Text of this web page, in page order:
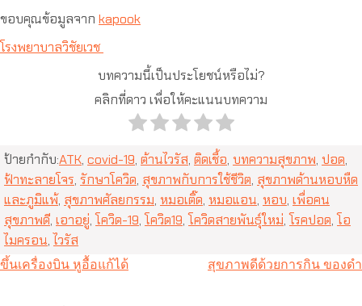
ขอบคุณข้อมูลจาก kapook
โรงพยาบาลวิชัยเวช
บทความนี้เป็นประโยชน์หรือไม่?
คลิกที่ดาว เพื่อให้คะแนนบทความ
ป้ายกำกับ:ATK, covid-19, ต้านไวรัส, ติดเชื้อ, บทความสุขภาพ, ปอด,
ฟ้าทะลายโจร, รักษาโควิด, สุขภาพกับการใช้ชีวิต, สุขภาพด้านหอบหืด
และภูมิแพ้, สุขภาพศัลยกรรม, หมอเติ๊ด, หมอแอน, หอบ, เพื่อคน
สุขภาพดี, เอาอยู่,โควิด-19,โควิด19,โควิดสายพันธุ์ใหม่,โรคปอด,โอ
ไมครอน, ไวรัส
แนะแนว
ขึ้นเครื่องบิน หูอื้อแก้ได้ สุขภาพดีด้วยการกิน ของดำ